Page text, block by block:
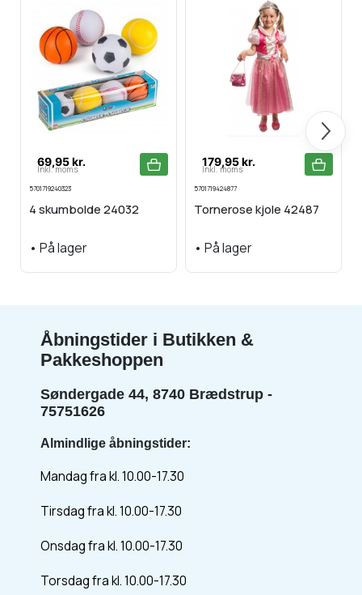
Næste
69,95 kr.
Inkl. moms
5701719240323
4 skumbolde 24032
• På lager
179,95 kr.
Inkl. moms
5701719424877
Tornerose kjole 42487
• På lager
Åbningstider i Butikken &
Pakkeshoppen
Søndergade 44, 8740 Brædstrup -
75751626
Almindlige åbningstider:
Mandag fra kl. 10.00-17.30
Tirsdag fra kl. 10.00-17.30
Onsdag fra kl. 10.00-17.30
Torsdag fra kl. 10.00-17.30